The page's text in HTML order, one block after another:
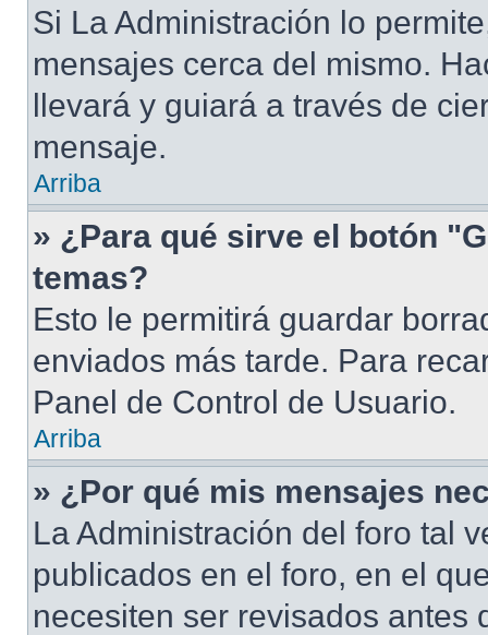
Si La Administración lo
mensajes cerca del mismo.
llevará y guiará a través de
mensaje.
Arriba
» ¿Para qué sirve el botón
temas?
Esto le permitirá guardar
enviados más tarde. Para
Panel de Control de Usuario.
Arriba
» ¿Por qué mis mensajes
La Administración del foro tal
publicados en el foro, en el
necesiten ser revisados antes